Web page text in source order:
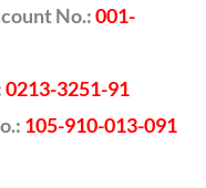
No.:001-
0213-3251-91
105-910-013-091